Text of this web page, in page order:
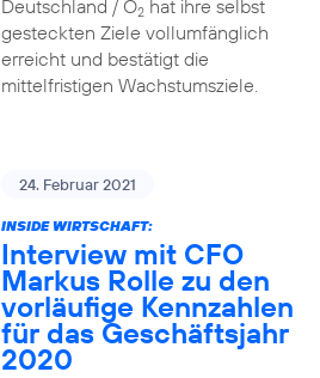
Deutschland / O2hat ihre selbst
gesteckten Ziele vollumfänglich
erreicht und bestätigt die
mittelfristigen Wachstumsziele.
24. Februar 2021
INSIDE WIRTSCHAFT:
Interview mit CFO
Markus Rolle zu den
vorläufige Kennzahlen
für das Geschäftsjahr
2020